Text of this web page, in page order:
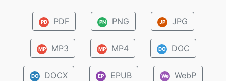
PD PDF PN PNG JP JPG
MP MP3 MP MP4 DO DOC
DO DOCX EP EPUB We WebP